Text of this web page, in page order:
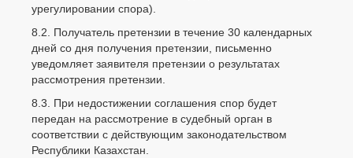
урегулировании спора).
8.2. Получатель претензии в течение 30 календарных
дней со дня получения претензии, письменно
уведомляет заявителя претензии о результатах
рассмотрения претензии.
8.3. При недостижении соглашения спор будет
передан на рассмотрение в судебный орган в
соответствии с действующим законодательством
Республики Казахстан.